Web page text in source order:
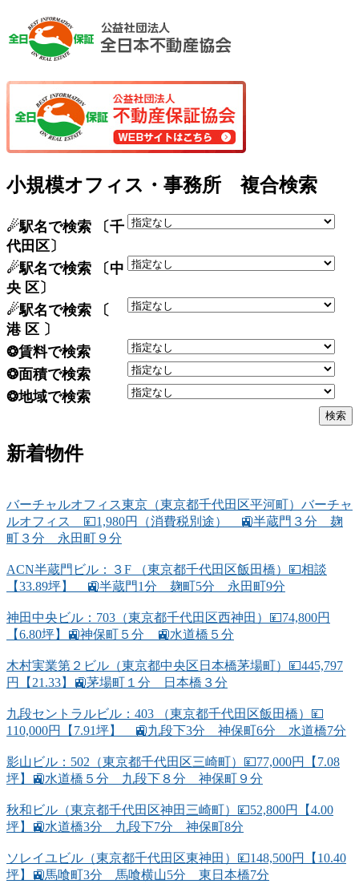
小規模オフィス・事務所 複合検索
☄駅名で検索 〔千
代田区〕
☄駅名で検索 〔中
央 区〕
☄駅名で検索 〔
港 区 〕
❂賃料で検索
❂面積で検索
❂地域で検索
新着物件
バーチャルオフィス東京（東京都千代田区平河町）バーチャ
ルオフィス 💴1,980円（消費税別途） 🚉半蔵門３分 麹
町３分 永田町９分
ACN半蔵門ビル：３F （東京都千代田区飯田橋）💴相談
【33.89坪】 🚉半蔵門1分 麹町5分 永田町9分
神田中央ビル：703（東京都千代田区西神田）💴74,800円
【6.80坪】🚉神保町５分 🚉水道橋５分
木村実業第２ビル（東京都中央区日本橋茅場町）💴445,797
円【21.33】🚉茅場町１分 日本橋３分
九段セントラルビル：403 （東京都千代田区飯田橋）💴
110,000円【7.91坪】 🚉九段下3分 神保町6分 水道橋7分
影山ビル：502（東京都千代田区三崎町）💴77,000円【7.08
坪】🚉水道橋５分 九段下８分 神保町９分
秋和ビル（東京都千代田区神田三崎町）💴52,800円【4.00
坪】🚉水道橋3分 九段下7分 神保町8分
ソレイユビル（東京都千代田区東神田）💴148,500円【10.40
坪】🚉馬喰町3分 馬喰横山5分 東日本橋7分